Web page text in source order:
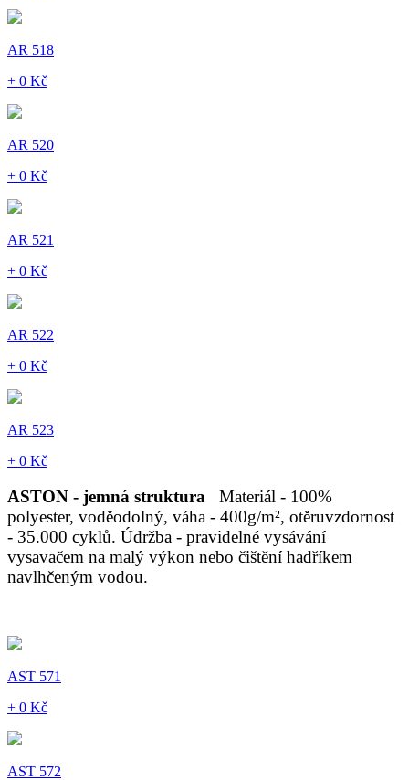
AR 518
+ 0 Kč
AR 520
+ 0 Kč
AR 521
+ 0 Kč
AR 522
+ 0 Kč
AR 523
+ 0 Kč
ASTON - jemná struktura
Materiál - 100%
polyester, voděodolný, váha - 400g/m², otěruvzdornost
- 35.000 cyklů. Údržba - pravidelné vysávání
vysavačem na malý výkon nebo čištění hadříkem
navlhčeným vodou.
AST 571
+ 0 Kč
AST 572